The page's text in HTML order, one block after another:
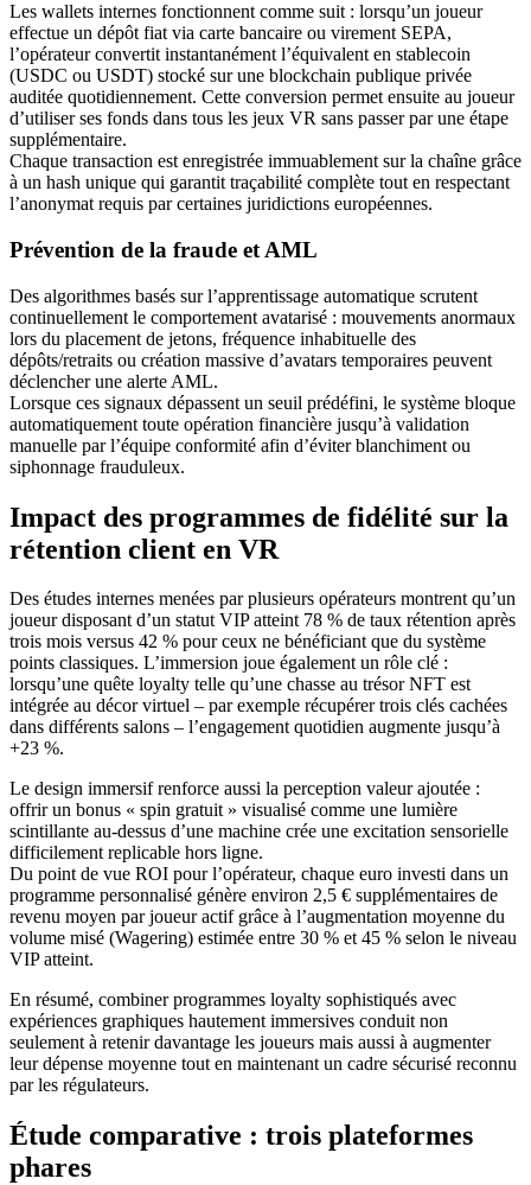
Les wallets internes fonctionnent comme suit : lorsqu’un joueur
effectue un dépôt fiat via carte bancaire ou virement SEPA,
l’opérateur convertit instantanément l’équivalent en stablecoin
(USDC ou USDT) stocké sur une blockchain publique privée
auditée quotidiennement. Cette conversion permet ensuite au joueur
d’utiliser ses fonds dans tous les jeux VR sans passer par une étape
supplémentaire.
Chaque transaction est enregistrée immuablement sur la chaîne grâce
à un hash unique qui garantit traçabilité complète tout en respectant
l’anonymat requis par certaines juridictions européennes.
Prévention de la fraude et AML
Des algorithmes basés sur l’apprentissage automatique scrutent
continuellement le comportement avatarisé : mouvements anormaux
lors du placement de jetons, fréquence inhabituelle des
dépôts/retraits ou création massive d’avatars temporaires peuvent
déclencher une alerte AML.
Lorsque ces signaux dépassent un seuil prédéfini, le système bloque
automatiquement toute opération financière jusqu’à validation
manuelle par l’équipe conformité afin d’éviter blanchiment ou
siphonnage frauduleux.
Impact des programmes de fidélité sur la
rétention client en VR
Des études internes menées par plusieurs opérateurs montrent qu’un
joueur disposant d’un statut VIP atteint 78 % de taux rétention après
trois mois versus 42 % pour ceux ne bénéficiant que du système
points classiques. L’immersion joue également un rôle clé :
lorsqu’une quête loyalty telle qu’une chasse au trésor NFT est
intégrée au décor virtuel – par exemple récupérer trois clés cachées
dans différents salons – l’engagement quotidien augmente jusqu’à
+23 %.
Le design immersif renforce aussi la perception valeur ajoutée :
offrir un bonus « spin gratuit » visualisé comme une lumière
scintillante au-dessus d’une machine crée une excitation sensorielle
difficilement replicable hors ligne.
Du point de vue ROI pour l’opérateur, chaque euro investi dans un
programme personnalisé génère environ 2,5 € supplémentaires de
revenu moyen par joueur actif grâce à l’augmentation moyenne du
volume misé (Wagering) estimée entre 30 % et 45 % selon le niveau
VIP atteint.
En résumé, combiner programmes loyalty sophistiqués avec
expériences graphiques hautement immersives conduit non
seulement à retenir davantage les joueurs mais aussi à augmenter
leur dépense moyenne tout en maintenant un cadre sécurisé reconnu
par les régulateurs.
Étude comparative : trois plateformes
phares